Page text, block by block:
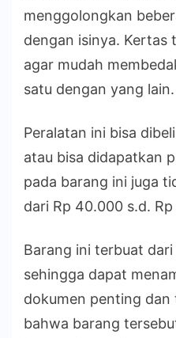
menggolongkan
dengan isinya. Kertas
agar mudah
satu dengan yang lain.
Peralatan ini bisa
atau bisa didapatkan
pada barang ini juga
dari Rp 40.000 s.d.
Barang ini terbuat
sehingga dapat
dokumen penting
bahwa barang